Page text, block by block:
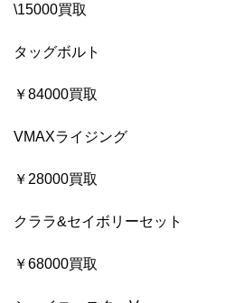
\15000買取
タッグボルト
￥84000買取
VMAXライジング
￥28000買取
クララ&セイボリーセット
￥68000買取